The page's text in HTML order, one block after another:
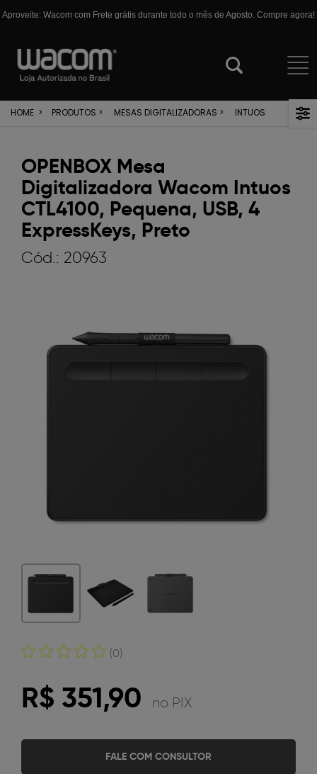
Aproveite: Wacom com Frete grátis durante todo o mês de Agosto. Compre agora!
HOME > PRODUTOS > MESAS DIGITALIZADORAS > INTUOS
OPENBOX Mesa
Digitalizadora Wacom Intuos
CTL4100, Pequena, USB, 4
ExpressKeys, Preto
Cód.: 20963
(0)
R$ 351,90 no PIX
FALE COM CONSULTOR